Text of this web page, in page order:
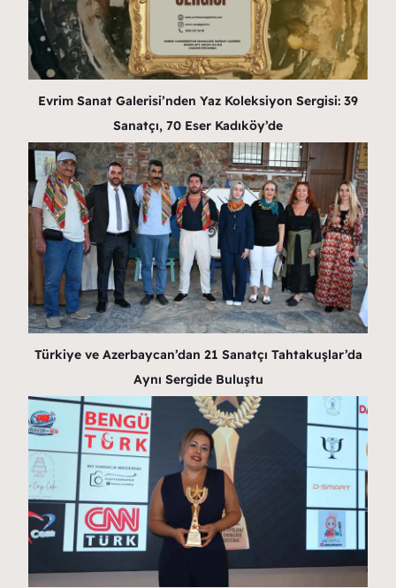
Evrim Sanat Galerisi’nden Yaz Koleksiyon Sergisi: 39
Sanatçı, 70 Eser Kadıköy’de
Türkiye ve Azerbaycan’dan 21 Sanatçı Tahtakuşlar’da
Aynı Sergide Buluştu